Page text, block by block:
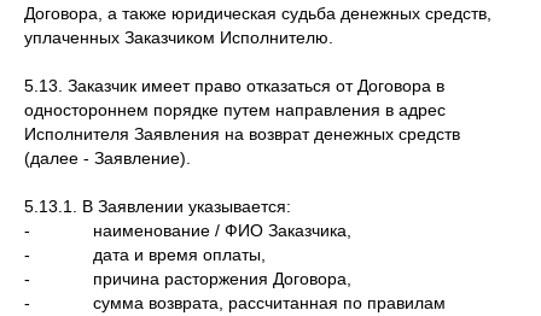
Договора, а также юридическая судьба денежных средств,
уплаченных Заказчиком Исполнителю.
5.13. Заказчик имеет право отказаться от Договора в
одностороннем порядке путем направления в адрес
Исполнителя Заявления на возврат денежных средств
(далее - Заявление).
5.13.1. В Заявлении указывается:
- наименование / ФИО Заказчика,
- дата и время оплаты,
- причина расторжения Договора,
- сумма возврата, рассчитанная по правилам